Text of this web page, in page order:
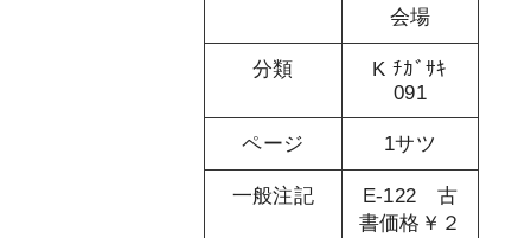
会場
分類
K ﾁｶﾞｻｷ
091
ページ 1サツ
一般注記
E-122 古
書価格￥２